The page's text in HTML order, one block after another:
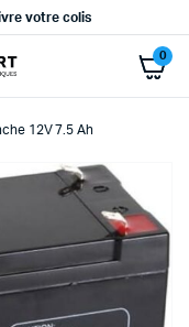
votre colis
0
12V 7.5 Ah